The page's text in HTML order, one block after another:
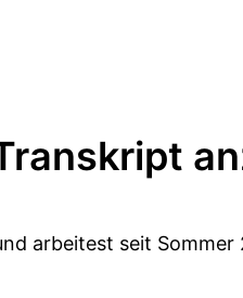
arbeitest seit